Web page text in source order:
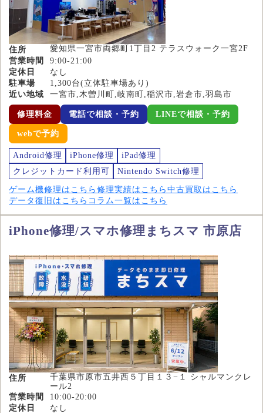
住所
愛知県一宮市両郷町1丁目2 テラスウォーク一宮2F
営業時間
9:00-21:00
定休日
なし
駐車場
1,300台(立体駐車場あり)
近い地域
一宮市,木曽川町,岐南町,稲沢市,岩倉市,羽島市
修理料金 電話で相談・予約 LINEで相談・予約
webで予約
Android修理 iPhone修理
iPad修理
クレジットカード利用可
Nintendo Switch修理
ゲーム機修理はこちら 修理実績はこちら 中古買取はこちら
データ復旧はこちら コラム一覧はこちら
iPhone修理/スマホ修理まちスマ 市原店
住所
千葉県市原市五井西５丁目１３−１ シャルマンクレ
ール2
営業時間
10:00-20:00
定休日
なし